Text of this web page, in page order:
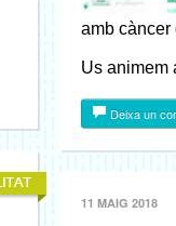
amb càncer
Us animem
Deixa un
11 MAIG 2018